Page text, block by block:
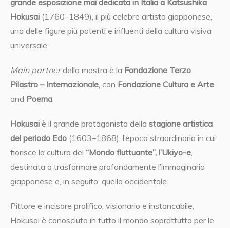
grande esposizione mai dedicata in Italia a Katsushika
Hokusai(1760–1849), il più celebre artista giapponese,
una delle figure più potenti e influenti della cultura visiva
universale.
Main partnerdella mostra è la Fondazione Terzo
Pilastro – Internazionale, con Fondazione Cultura e Arte
and Poema.
Hokusaiè il grande protagonista della stagione artistica
del periodo Edo (1603–1868), l’epoca straordinaria in cui
fiorisce la cultura del “Mondo fluttuante”, l’Ukiyo-e,
destinata a trasformare profondamente l’immaginario
giapponese e, in seguito, quello occidentale.
Pittore e incisore prolifico, visionario e instancabile,
Hokusai è conosciuto in tutto il mondo soprattutto per le